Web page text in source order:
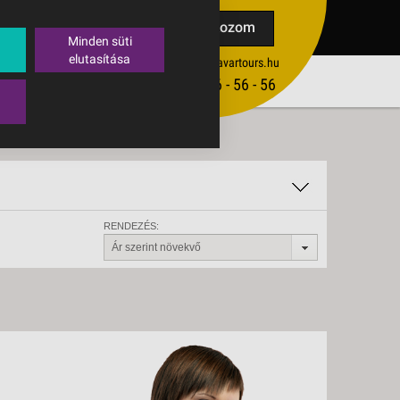
Feliratkozom
ertekesites@budavartours.hu
(+36­ 1) 3 - 56 - 56 - 56
TIPPEK
RENDEZÉS:
Ár szerint növekvő
Minden süti
elutasítása